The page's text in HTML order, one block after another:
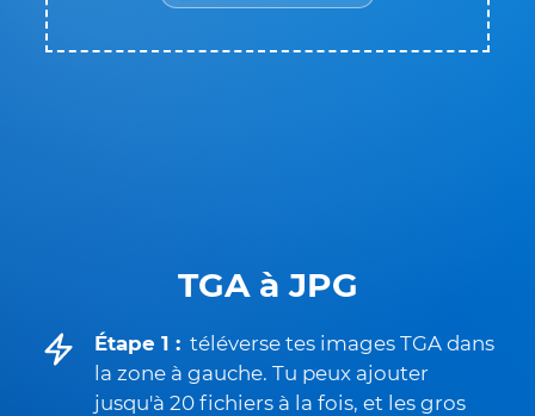
TGA à JPG
Étape 1 : téléverse tes images TGA dans
la zone à gauche. Tu peux ajouter
jusqu'à 20 fichiers à la fois, et les gros